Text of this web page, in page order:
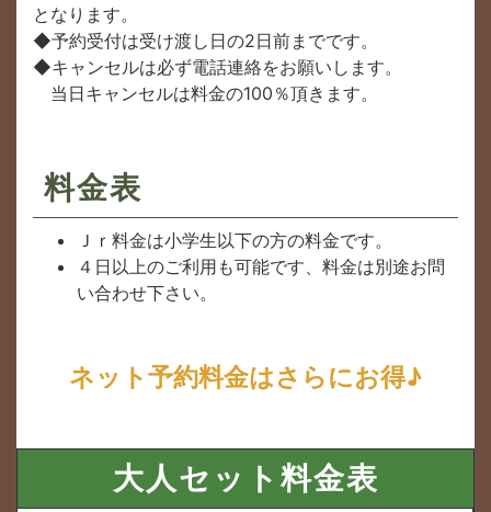
となります。
◆予約受付は受け渡し⽇の2⽇前までです。
◆キャンセルは必ず電話連絡をお願いします。
当⽇キャンセルは料⾦の100％頂きます。
料金表
Ｊｒ料金は小学生以下の方の料金です。
４日以上のご利用も可能です、料金は別途お問
い合わせ下さい。
ネット予約料金はさらにお得♪
大人セット料金表